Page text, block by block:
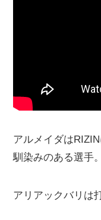
アルメイダは
馴染みのある選手。
アリアックバリは